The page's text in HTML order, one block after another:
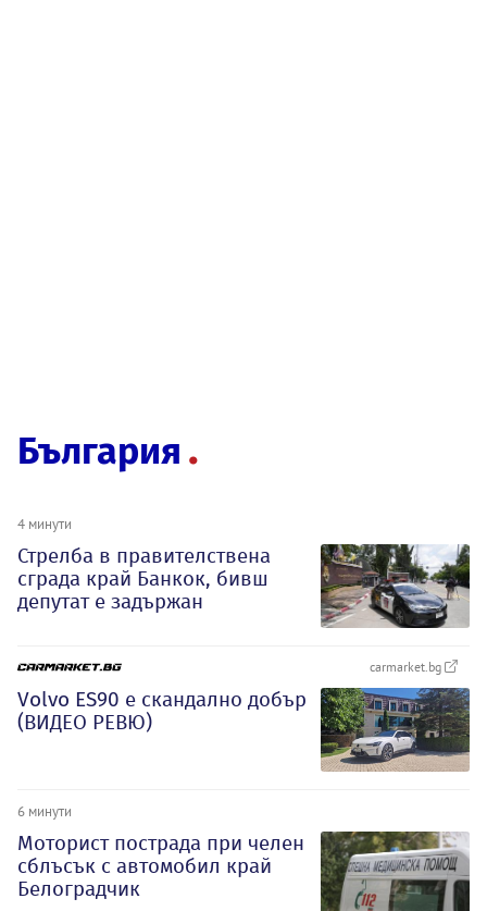
България
4 минути
Стрелба в правителствена
сграда край Банкок, бивш
депутат е задържан
carmarket.bg
Volvo ES90 е скандално добър
(ВИДЕО РЕВЮ)
6 минути
Моторист пострада при челен
сблъсък с автомобил край
Белоградчик